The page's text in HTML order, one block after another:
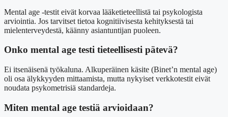
Mental age -testit eivät korvaa lääketieteellistä tai psykologista
arviointia. Jos tarvitset tietoa kognitiivisesta kehityksestä tai
mielenterveydestä, käänny asiantuntijan puoleen.
Onko mental age testi tieteellisesti pätevä?
Ei itsenäisenä työkaluna. Alkuperäinen käsite (Binet’n mental age)
oli osa älykkyyden mittaamista, mutta nykyiset verkkotestit eivät
noudata psykometrisiä standardeja.
Miten mental age testiä arvioidaan?